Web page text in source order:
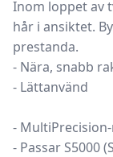
Inom loppet av
hår i ansiktet.
prestanda.
- Nära, snabb
- Lättanvänd
-
- Passar S5000